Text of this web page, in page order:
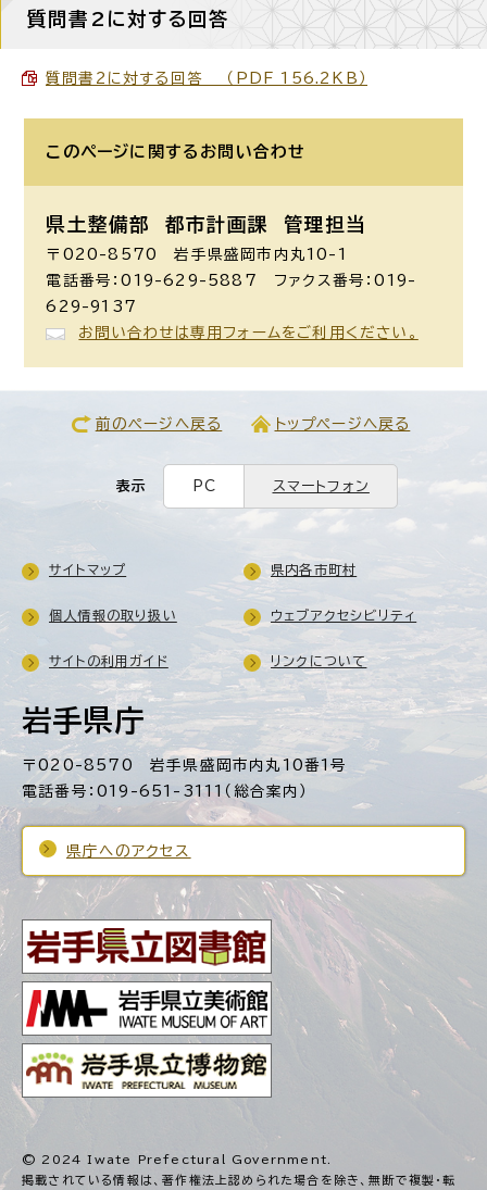
質問書2に対する回答
質問書2に対する回答 （PDF 156.2KB）
このページに関する お問い合わせ
県土整備部 都市計画課 管理担当
〒020-8570 岩手県盛岡市内丸10-1
電話番号：019-629-5887 ファクス番号：019-
629-9137
お問い合わせは専用フォームをご利用ください。
前のページへ戻る トップページへ戻る
表示 PC スマートフォン
岩手県庁
〒020-8570 岩手県盛岡市内丸10番1号
電話番号：019-651-3111（総合案内）
県庁へのアクセス
サイトマップ 県内各市町村
個人情報の取り扱い ウェブアクセシビリティ
サイトの利用ガイド リンクについて
© 2024 Iwate Prefectural Government.
掲載されている情報は、著作権法上認められた場合を除き、無断で複製・転